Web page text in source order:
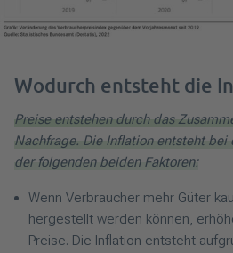
Wodurch entsteht die
Preise entstehen durch das
Nachfrage. Die Inflation entsteht
der folgenden beiden Faktoren:
Wenn Verbraucher mehr Güter
hergestellt werden können,
Preise. Die Inflation entsteht